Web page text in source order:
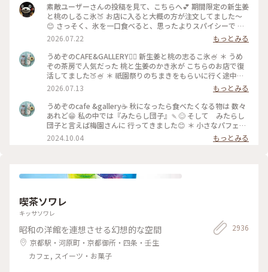
素敵ユーザーさんの投稿を見て、こちらへ💕 期間限定の新生姜
と桃のしるこ氷🍑 お店に入ると大概の方が注文してました〜
😊 さっそく、氷を一口食べると、思ったよりスパイシーで 生
姜の風味が口いっぱい広がります🥰 氷で生姜…はじめて…！
桃も程よい量で、食べ進めると下には、こし餡！ だから、し
るこなんですね〜🤔 頼んだ時は、何でだろうと思ったけど、な
るほど〜です😘 この後も、山鉾巡りなので、あっという間に
汗💦になるけど、 真夏に食べるかき氷🍧、魅力的ですよね✨✨
2026.07.22
もっとみる
うめぞのCAFE&GALLERY🏳️‍🌈 新生姜と桃の志るこ氷🍧 ＊ うめ
ぞの茶房で人気だった 桃と生姜のかき氷が こちらのお店で復
活してました🍑🍧 ＊ 祇園祭りのちまきをもらいに行く途中に
寄ろうかなどうしようかな？と 考えながら前を通ったら桃氷
の看板でていたので スルーできませんでした😆 ＊ ぴりりとく
る新生姜のシロップが すごいアクセントになって🫚 合間合間
にみずみずしい桃のスライスを いただきます🍑 ちょっと見え
づらいですが 中にはもっちり白玉と そしてこし餡が入ってい
るので 最後には、しるこ氷としていただきました😊 ＊ 人気か
き氷だけに🍧 私が最後の一杯だったようで 注文したあとにす
に幸せでした😊 ＊ ギャラリーでは風鈴展が🎐 陶器のブルーの
めぞの #梅園
2026.07.13
もっとみる
うめぞのcafe &gallery☕️ 秋になったら食べたくなる物は 数々
あれど😁 私の中では『みたらし団子』🍡😊 そして みたらし
団子と言えば梅園さんに 行ってきました😊 ＊ 小さなパフェと
みたらし団子のセット🩷 この小さなパフェのセットが復活し
て 小躍りです😁 パフェにはわらび餅と小さな抹茶アイスとク
しい 蜜がたっぷりのみたらし団子はやっぱり 美味しかったで
れます😊 店内の配置を変えられたようで✨ 奥の中庭前の席が2
人席になり 通い始めて幾数年 初めて窓際に座る事ができま
した😊 中庭がいい感じです😊🌳 ＊ うめぞのcafe＆galleryは
ちょっと甘い物が食べたいなぁーと 思う時に足が向いてしま
うお店です😊 #京都カフェ #パフェ活2024 #みたらし団子 #秋
の彩り #クラシカルな街 #私の好きな京都
2024.10.04 もっとみる
喫茶ソワレ
キッサソワレ
昭和の洋館を連想させる幻想的な空間
京都駅・河原町・京都御所・四条・壬生
カフェ, スイーツ・お菓子
2936